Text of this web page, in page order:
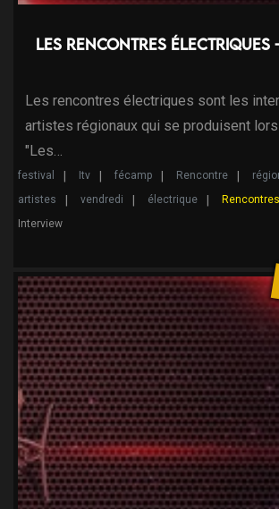
Les Rencontres électriques
Les rencontres électriques sont les
artistes régionaux qui se produisent
"Les…
festival Itv fécamp Rencontre
artistes
vendredi électrique
Interview